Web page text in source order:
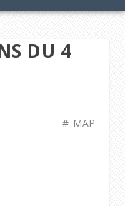
DU 4
#_MAP